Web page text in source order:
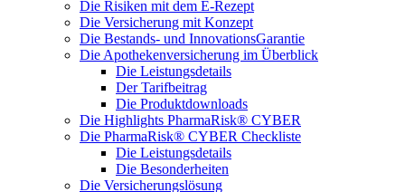
Die Risiken mit dem E-Rezept
Die Versicherung mit Konzept
Die Bestands- und InnovationsGarantie
Die Apothekenversicherung im Überblick
Die Leistungsdetails
Der Tarifbeitrag
Die Produktdownloads
Die Highlights PharmaRisk® CYBER
Die PharmaRisk® CYBER Checkliste
Die Leistungsdetails
Die Besonderheiten
Die Versicherungslösung